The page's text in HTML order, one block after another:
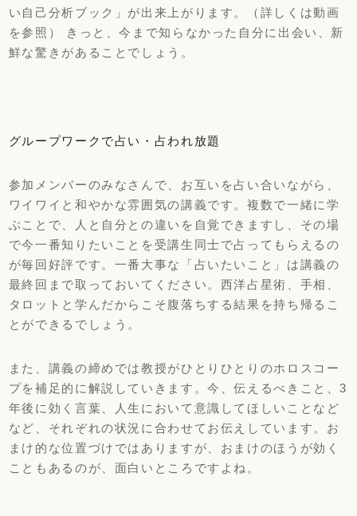
い自己分析ブック」が出来上がります。（詳しくは動画
を参照） きっと、今まで知らなかった自分に出会い、新
鮮な驚きがあることでしょう。
グループワークで占い・占われ放題
参加メンバーのみなさんで、お互いを占い合いながら、
ワイワイと和やかな雰囲気の講義です。複数で一緒に学
ぶことで、人と自分との違いを自覚できますし、その場
で今一番知りたいことを受講生同士で占ってもらえるの
が毎回好評です。一番大事な「占いたいこと」は講義の
最終回まで取っておいてください。西洋占星術、手相、
タロットと学んだからこそ腹落ちする結果を持ち帰るこ
とができるでしょう。
また、講義の締めでは教授がひとりひとりのホロスコー
プを補足的に解説していきます。今、伝えるべきこと、3
年後に効く言葉、人生において意識してほしいことなど
など、それぞれの状況に合わせてお伝えしています。お
まけ的な位置づけではありますが、おまけのほうが効く
こともあるのが、面白いところですよね。